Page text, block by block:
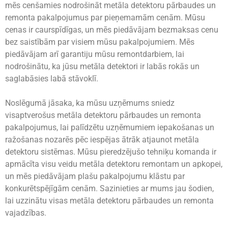
mēs cenšamies nodrošināt metāla detektoru pārbaudes un
remonta pakalpojumus par pieņemamām cenām. Mūsu
cenas ir caurspīdīgas, un mēs piedāvājam bezmaksas cenu
bez saistībām par visiem mūsu pakalpojumiem. Mēs
piedāvājam arī garantiju mūsu remontdarbiem, lai
nodrošinātu, ka jūsu metāla detektori ir labās rokās un
saglabāsies labā stāvoklī.
Noslēgumā jāsaka, ka mūsu uzņēmums sniedz
visaptverošus metāla detektoru pārbaudes un remonta
pakalpojumus, lai palīdzētu uzņēmumiem iepakošanas un
ražošanas nozarēs pēc iespējas ātrāk atjaunot metāla
detektoru sistēmas. Mūsu pieredzējušo tehniķu komanda ir
apmācīta visu veidu metāla detektoru remontam un apkopei,
un mēs piedāvājam plašu pakalpojumu klāstu par
konkurētspējīgām cenām. Sazinieties ar mums jau šodien,
lai uzzinātu visas metāla detektoru pārbaudes un remonta
vajadzības.